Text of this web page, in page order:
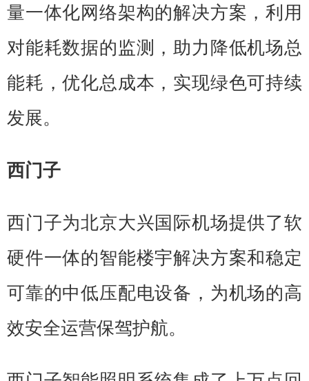
量一体化网络架构的解决方案，利用
对能耗数据的监测，助力降低机场总
能耗，优化总成本，实现绿色可持续
发展。
西门子
西门子为北京大兴国际机场提供了软
硬件一体的智能楼宇解决方案和稳定
可靠的中低压配电设备，为机场的高
效安全运营保驾护航。